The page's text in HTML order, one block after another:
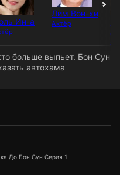
Ин-а
Лим Вон-хи
Актёр
больше выпьет. Бон Сун
автохама
До Бон Сун Серия 1